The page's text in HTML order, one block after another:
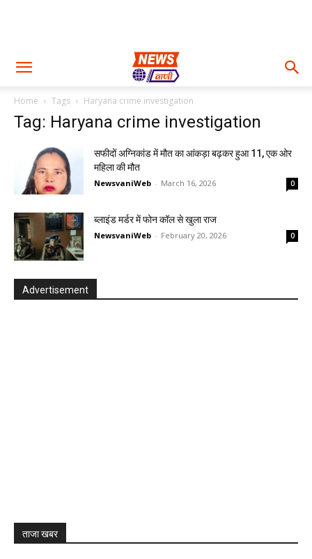
Home Tags Haryana crime investigation
Tag: Haryana crime investigation
सफीदों अग्निकांड में मौत का आंकड़ा बढ़कर हुआ 11, एक ओर
महिला की मौत
NewsvaniWeb - March 16, 2026 0
ब्लाइंड मर्डर में फोन कॉल से खुला राज
NewsvaniWeb - February 20, 2026 0
Advertisement
ताजा खबर